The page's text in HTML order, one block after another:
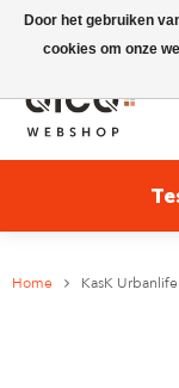
Riese & Müller
Home KasK
Door het gebruiken
cookies om onze